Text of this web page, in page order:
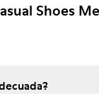
Shoes